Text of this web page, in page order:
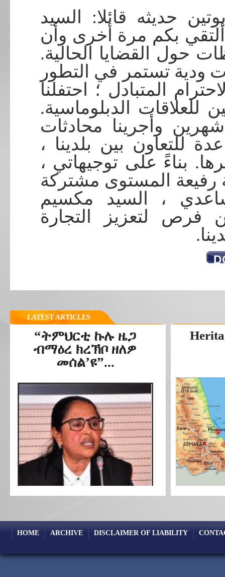
حديثه قائلا: السيد
بكم مرة أخرى وأن
حول القضايا الحالية.
ودية تستمر في التطور
المتبادل ؛ احتفلنا
للعلاقات الدبلوماسية.
وأجرينا محادثات
للتعاون بين بلدينا ،
بناءً على توجيهاتي ،
المستوى مشتركة
، السيد مكسيم
لتعزيز التجارة
LATEST ARTICLES
“ትምህርቲ ኩሉ ዜጋ
ብማዕረ ክረኽቦ ዘለዎ
መሰል’ዩ”...
HOME ARCHIVE DISCLAIMER OF LIABILITY